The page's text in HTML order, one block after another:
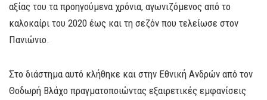
αξίας του τα προηγούμενα χρόνια, αγωνιζόμενος από το
καλοκαίρι του 2020 έως και τη σεζόν που τελείωσε στον
Πανιώνιο.
Στο διάστημα αυτό κλήθηκε και στην Εθνική Ανδρών από τον
Θοδωρή Βλάχο πραγματοποιώντας εξαιρετικές εμφανίσεις